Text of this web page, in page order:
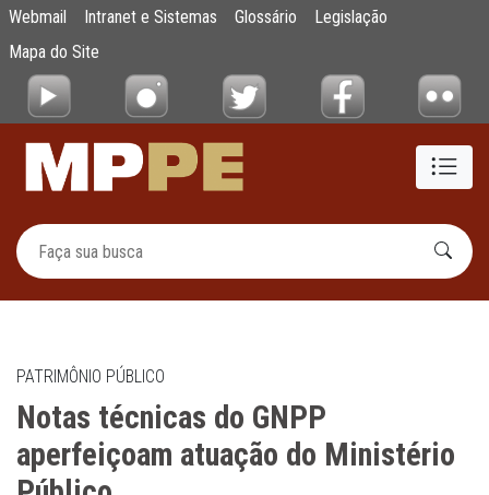
Pular para o Conteúdo principal
Notas técnicas do GNPP aperfeiçoam
Webmail Intranet e Sistemas Glossário
Legislação
Mapa do Site
PATRIMÔNIO PÚBLICO
Notas técnicas do GNPP
aperfeiçoam atuação do Ministério